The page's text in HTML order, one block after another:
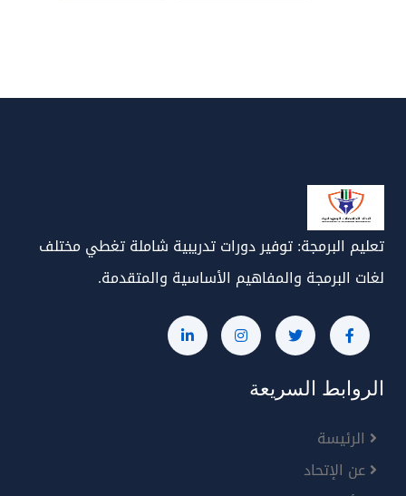
تعليم البرمجة: توفير دورات تدريبية شاملة تغطي مختلف
لغات البرمجة والمفاهيم الأساسية والمتقدمة.
الروابط السريعة
الرئيسة
عن الإتحاد